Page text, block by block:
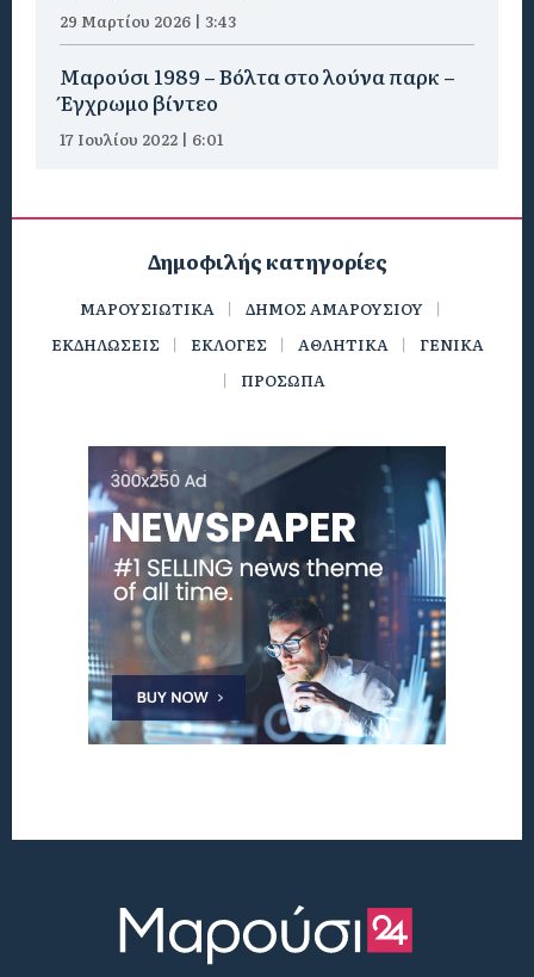
29 Μαρτίου 2026 | 3:43
Μαρούσι 1989 – Βόλτα στο λούνα παρκ –
Έγχρωμο βίντεο
17 Ιουλίου 2022 | 6:01
Δημοφιλής κατηγορίες
ΜΑΡΟΥΣΙΩΤΙΚΑ
ΔΗΜΟΣ ΑΜΑΡΟΥΣΙΟΥ
ΕΚΔΗΛΩΣΕΙΣ
ΕΚΛΟΓΕΣ ΑΘΛΗΤΙΚΑ
ΓΕΝΙΚΑ
ΠΡΟΣΩΠΑ